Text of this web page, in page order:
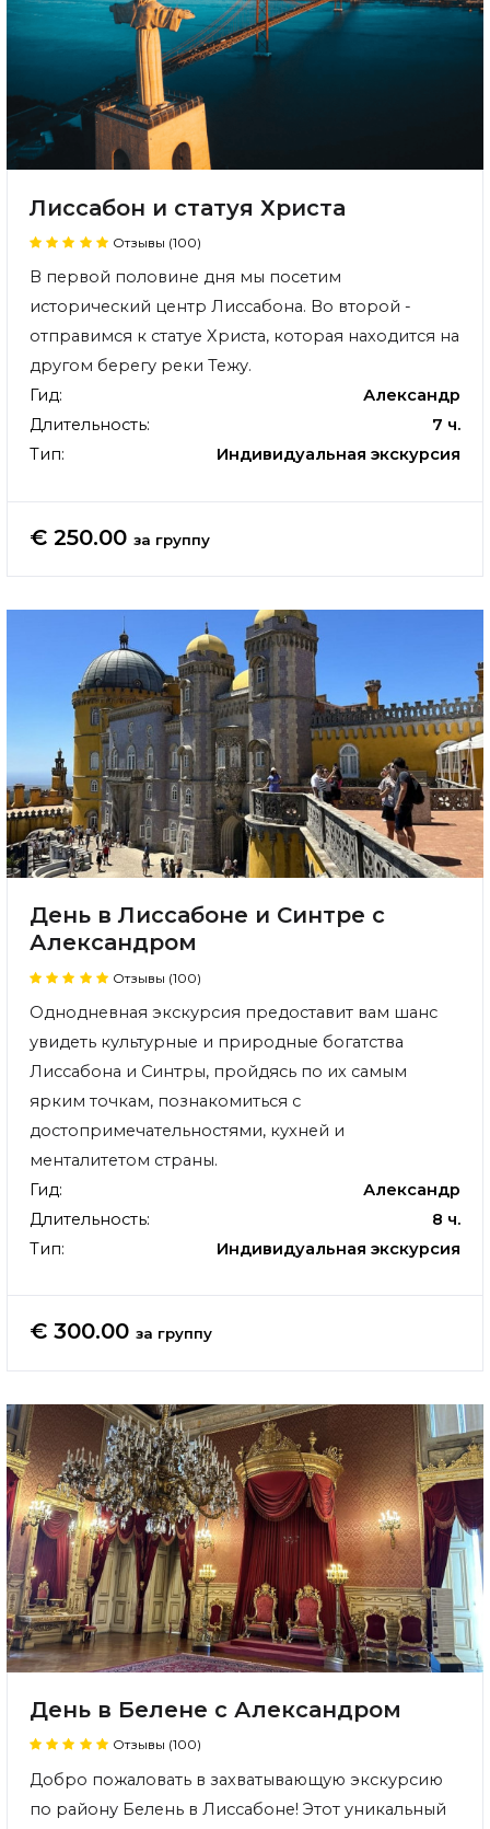
Лиссабон и статуя Христа
Отзывы (100)
В первой половине дня мы посетим
исторический центр Лиссабона. Во второй -
отправимся к статуе Христа, которая находится на
другом берегу реки Тежу.
Гид:
Александр
Длительность:
7 ч.
Тип:
Индивидуальная экскурсия
€ 250.00 за группу
День в Лиссабоне и Синтре с
Александром
Отзывы (100)
Однодневная экскурсия предоставит вам шанс
увидеть культурные и природные богатства
Лиссабона и Синтры, пройдясь по их самым
ярким точкам, познакомиться с
достопримечательностями, кухней и
менталитетом страны.
Гид:
Александр
Длительность:
8 ч.
Тип:
Индивидуальная экскурсия
€ 300.00 за группу
День в Белене с Александром
Отзывы (100)
Добро пожаловать в захватывающую экскурсию
по району Белень в Лиссабоне! Этот уникальный